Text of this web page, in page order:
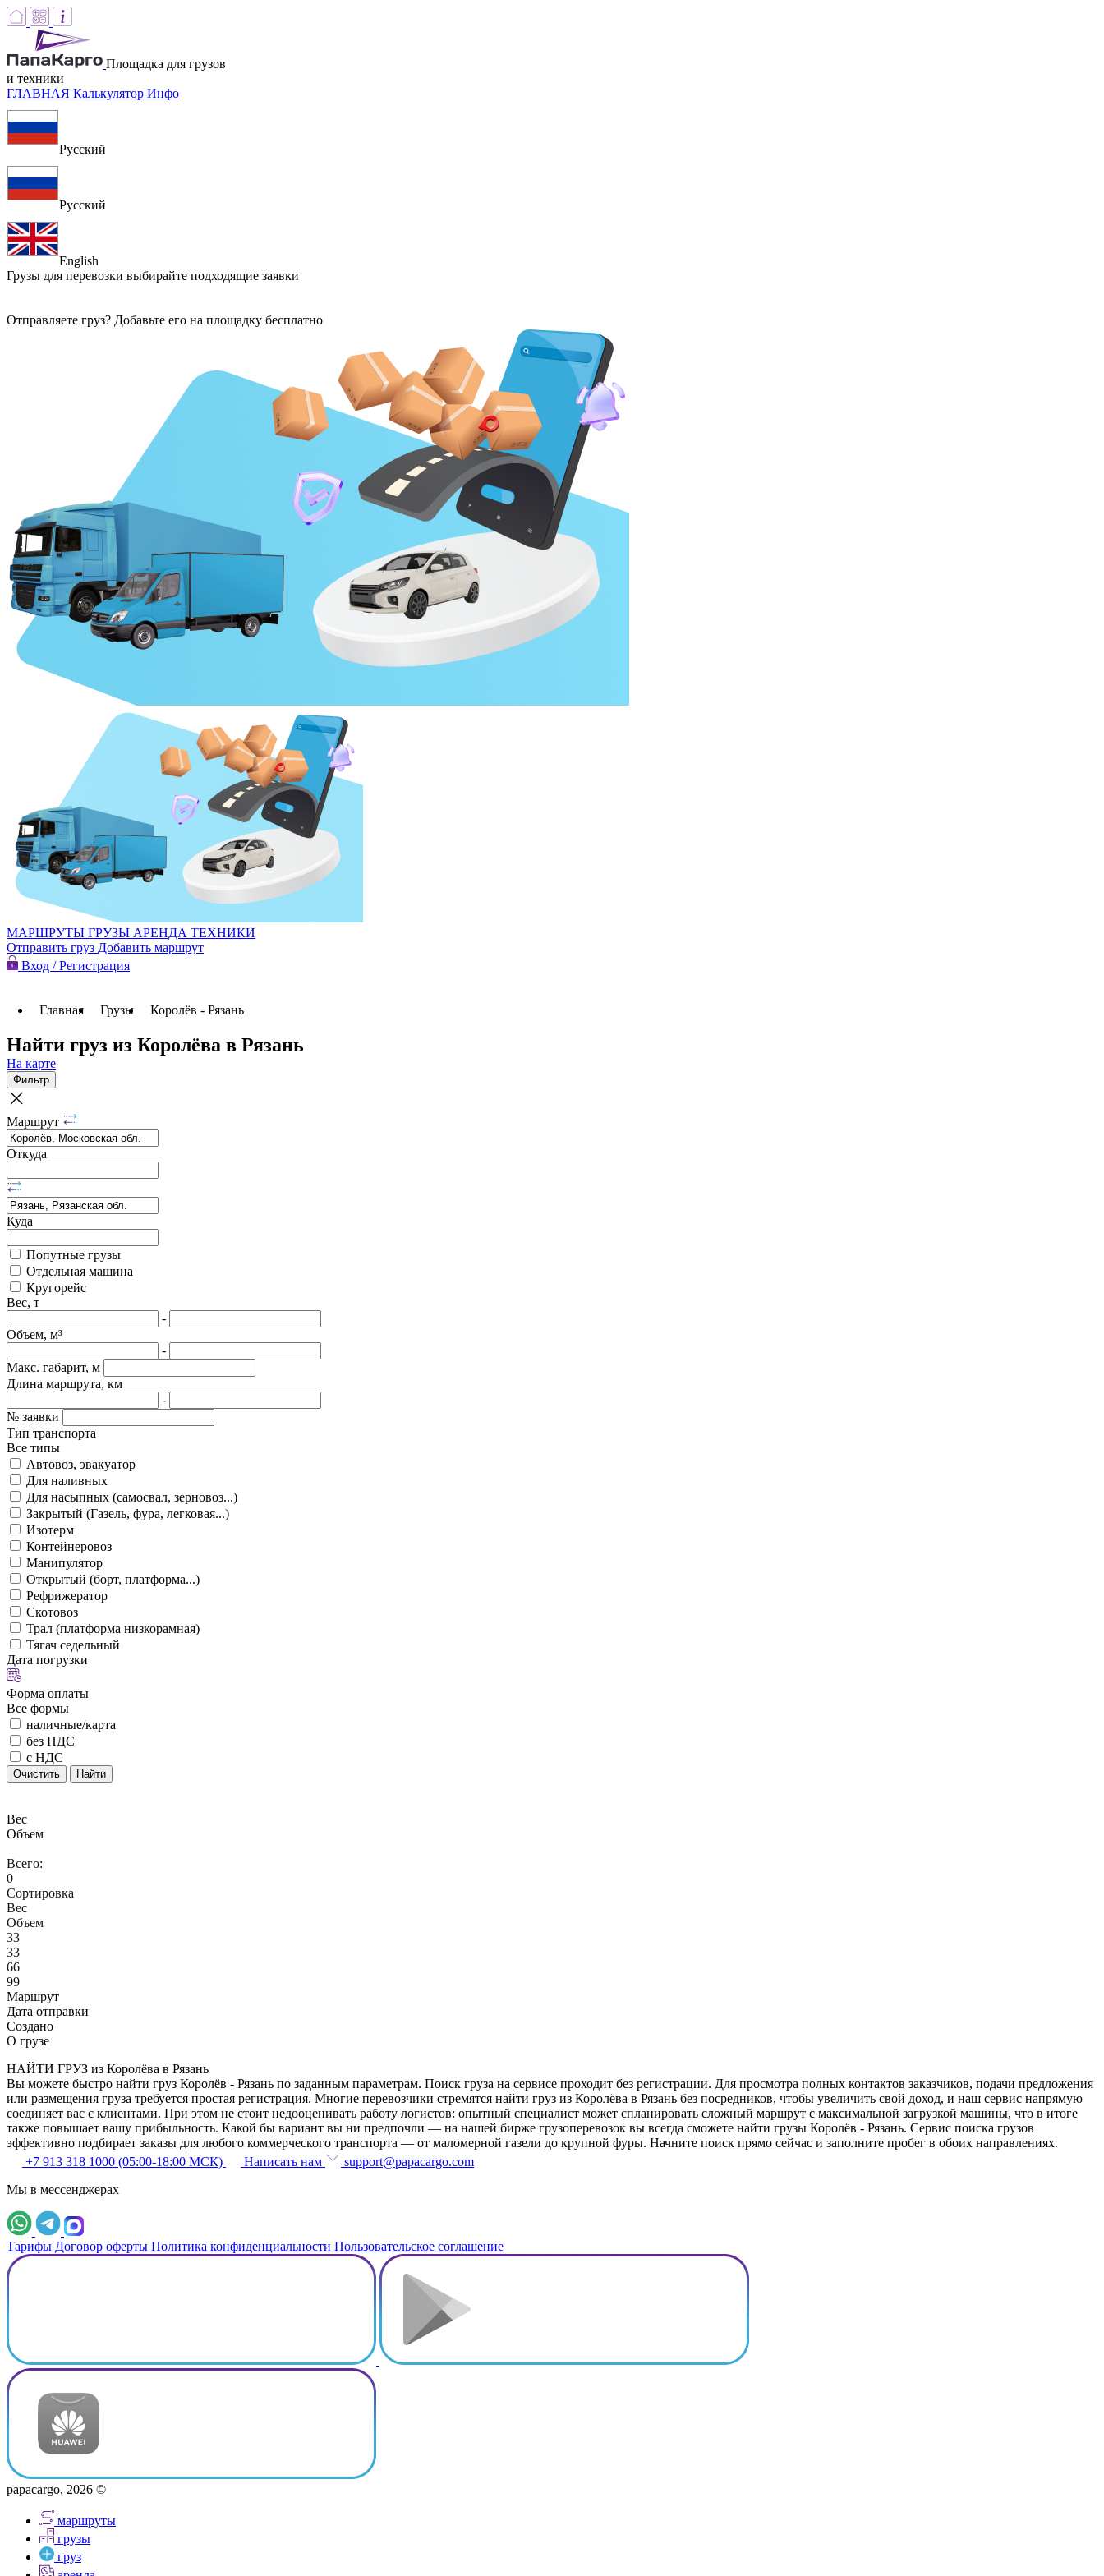
Площадка для грузов
и техники
ГЛАВНАЯ Калькулятор Инфо
Русский
Русский
English
Грузы для перевозки выбирайте подходящие заявки
Отправляете груз? Добавьте его на площадку бесплатно
МАРШРУТЫ ГРУЗЫ АРЕНДА ТЕХНИКИ
Отправить груз Добавить маршрут
Вход / Регистрация
Главная Грузы Королёв - Рязань
Найти груз из Королёва в Рязань
На карте
Фильтр
Маршрут
Откуда
Куда
Попутные грузы
Отдельная машина
Кругорейс
Вес, т
-
Объем, м³
-
Макс. габарит, м
Длина маршрута, км
-
№ заявки
Тип транспорта
Все типы
Автовоз, эвакуатор
Для наливных
Для насыпных (самосвал, зерновоз...)
Закрытый (Газель, фура, легковая...)
Изотерм
Контейнеровоз
Манипулятор
Открытый (борт, платформа...)
Рефрижератор
Скотовоз
Трал (платформа низкорамная)
Тягач седельный
Дата погрузки
Форма оплаты
Все формы
наличные/карта
без НДС
с НДС
Очистить Найти
Вес
Объем
Всего:
0
Сортировка
Вес
Объем
33
33
66
99
Маршрут
Дата отправки
Создано
О грузе
НАЙТИ ГРУЗ из Королёва в Рязань
Вы можете быстро найти груз Королёв - Рязань по заданным параметрам. Поиск груза на сервисе проходит без регистрации. Для просмотра полных контактов заказчиков, подачи предложения
или размещения груза требуется простая регистрация. Многие перевозчики стремятся найти груз из Королёва в Рязань без посредников, чтобы увеличить свой доход, и наш сервис напрямую
соединяет вас с клиентами. При этом не стоит недооценивать работу логистов: опытный специалист может спланировать сложный маршрут с максимальной загрузкой машины, что в итоге
также повышает вашу прибыльность. Какой бы вариант вы ни предпочли — на нашей бирже грузоперевозок вы всегда сможете найти грузы Королёв - Рязань. Сервис поиска грузов
эффективно подбирает заказы для любого коммерческого транспорта — от маломерной газели до крупной фуры. Начните поиск прямо сейчас и заполните пробег в обоих направлениях.
+7 913 318 1000 (05:00-18:00 МСК)
Написать нам
support@papacargo.com
Мы в мессенджерах
Тарифы Договор оферты Политика конфиденциальности Пользовательское соглашение
papacargo, 2026 ©
маршруты
грузы
груз